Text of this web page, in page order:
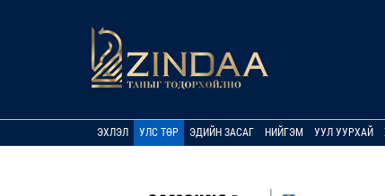
ЭХЛЭЛ УЛС ТӨР ЭДИЙН ЗАСАГ НИЙГЭМ УУЛ УУРХАЙ